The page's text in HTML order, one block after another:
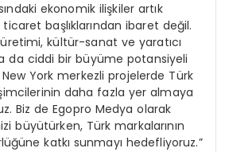
ekonomik ilişkiler artık
başlıklarından ibaret değil.
kültür-sanat ve yaratıcı
da ciddi bir büyüme potansiyeli
York merkezli projelerde Türk
daha fazla yer almaya
Biz de Egopro Medya olarak
büyütürken, Türk markalarının
katkı sunmayı hedefliyoruz.”